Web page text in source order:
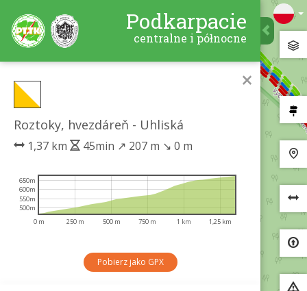
Podkarpacie
centralne i północne
×
Roztoky, hvezdáreň - Uhliská
1,37 km 45min ↗ 207 m ↘ 0 m
0 m 250 m 500 m 750 m 1 km 1,25 km
500m
550m
600m
650m
Pobierz jako GPX